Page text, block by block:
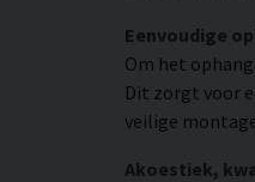
Eenvoudige
Om het
Dit zorgt voor
veilige
Akoestiek,